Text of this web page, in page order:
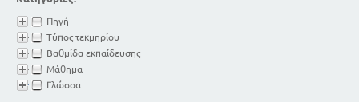
Πηγή
Τύπος τεκμηρίου
Βαθμίδα εκπαίδευσης
Μάθημα
Γλώσσα